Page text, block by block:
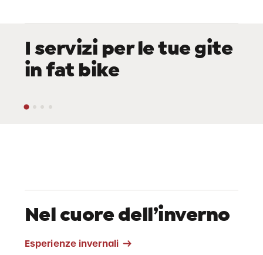
I servizi per le tue gite
in fat bike
Impianti di risalita
Nel cuore dell’inverno
Esperienze invernali
Skitour La Crusc